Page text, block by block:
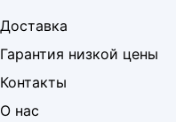
Доставка
Гарантия низкой цены
Контакты
О нас